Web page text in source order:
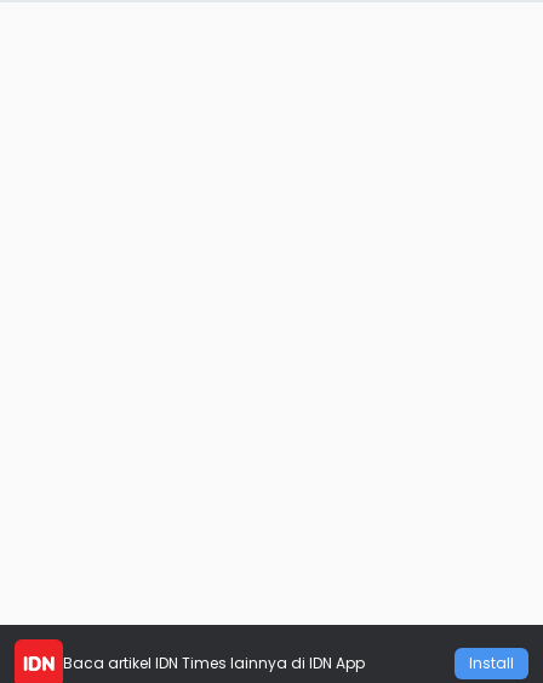
Baca artikel IDN Times lainnya di IDN App Install